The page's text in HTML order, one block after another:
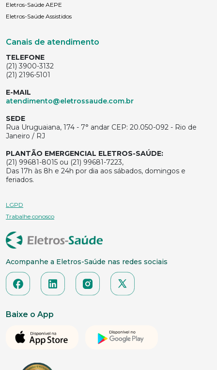
Eletros-Saúde AEPE
Eletros-Saúde Assistidos
Canais de atendimento
TELEFONE
(21) 3900-3132
(21) 2196-5101
E-MAIL
atendimento@eletrossaude.com.br
SEDE
Rua Uruguaiana, 174 - 7° andar CEP: 20.050-092 - Rio de
Janeiro / RJ
PLANTÃO EMERGENCIAL ELETROS-SAÚDE:
(21) 99681-8015 ou (21) 99681-7223,
Das 17h às 8h e 24h por dia aos sábados, domingos e
feriados.
LGPD
Trabalhe conosco
Acompanhe a Eletros-Saúde nas redes sociais
Baixe o App